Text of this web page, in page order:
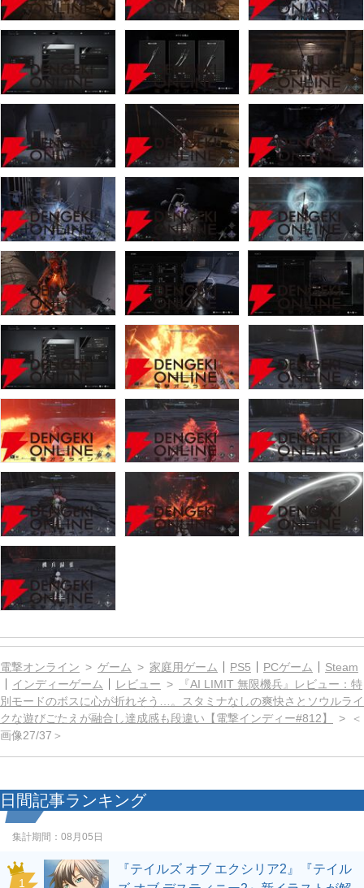
電撃オンライン ゲーム 家庭用ゲーム PS5 PCゲーム
Steam
インディーゲーム
レビュー
『AI LIMIT 無限機兵』レビュー：特
別モードのボスに心が折れそう…。スタミナなしの爽快さとソウルライ
クな遊びごたえが融合し達成感も段違い【電撃インディー#812】
＜
画像27/37＞
日間記事ランキング
集計期間： 08月05日
1
『テイルズ オブ エクシリア2』『テイル